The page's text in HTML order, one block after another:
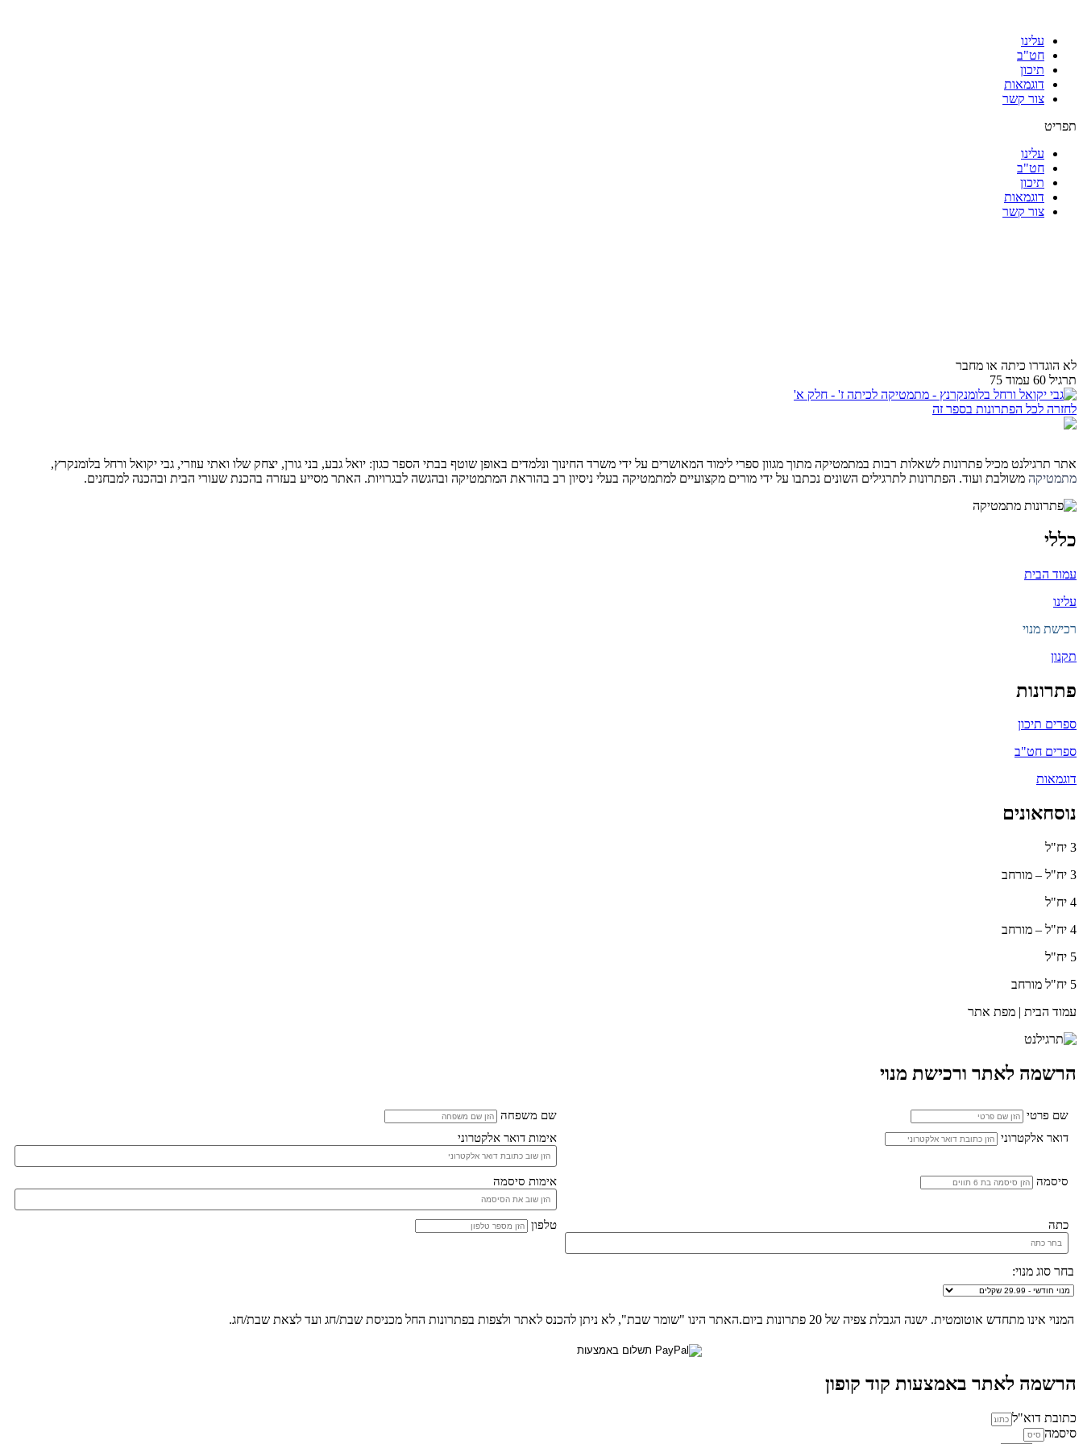
עלינו
חט"ב
תיכון
דוגמאות
צור קשר
תפריט
עלינו
חט"ב
תיכון
דוגמאות
צור קשר
לא הוגדרו כיתה או מחבר
תרגיל 60 עמוד 75
לחזרה לכל הפתרונות בספר זה
אתר תרגילנט מכיל פתרונות לשאלות רבות במתמטיקה מתוך מגוון ספרי לימוד המאושרים על ידי משרד החינוך ונלמדים באופן שוטף בבתי הספר כגון: יואל גבע, בני גורן, יצחק שלו ואתי עוזרי, גבי יקואל ורחל בלומנקרץ,
מתמטיקה משולבת ועוד. הפתרונות לתרגילים השונים נכתבו על ידי מורים מקצועיים למתמטיקה בעלי ניסיון רב בהוראת המתמטיקה ובהגשה לבגרויות. האתר מסייע בעזרה בהכנת שעורי הבית ובהכנה למבחנים.
כללי
עמוד הבית
עלינו
רכישת מנוי
תקנון
פתרונות
ספרים תיכון
ספרים חט"ב
דוגמאות
נוסחאונים
3 יח"ל
3 יח"ל – מורחב
4 יח"ל
4 יח"ל – מורחב
5 יח"ל
5 יח"ל מורחב
עמוד הבית | מפת אתר
הרשמה לאתר ורכישת מנוי
שם פרטי
שם משפחה
דואר אלקטרוני
אימות דואר אלקטרוני
סיסמה אימות סיסמה
כתה טלפון
בחר סוג מנוי:
המנוי אינו מתחדש אוטומטית. ישנה הגבלת צפיה של 20 פתרונות ביום.האתר הינו "שומר שבת", לא ניתן להכנס לאתר ולצפות בפתרונות החל מכניסת שבת/חג ועד לצאת שבת/חג.
הרשמה לאתר באמצעות קוד קופון
כתובת דוא"ל
סיסמה